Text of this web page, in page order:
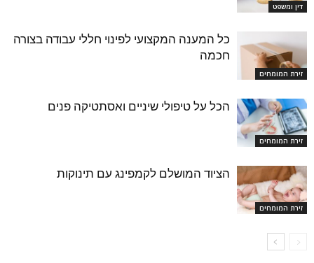
דין ומשפט
זירת המומחים
כל המענה המקצועי לפינוי חללי עבודה בצורה
חכמה
זירת המומחים
הכל על טיפולי שיניים ואסתטיקה פנים
זירת המומחים
הציוד המושלם לקמפינג עם תינוקות